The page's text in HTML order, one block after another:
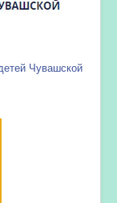
Чувашской